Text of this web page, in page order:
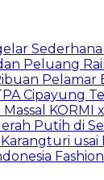
Peluang
Cipayung
KORMI
Putih di
usai